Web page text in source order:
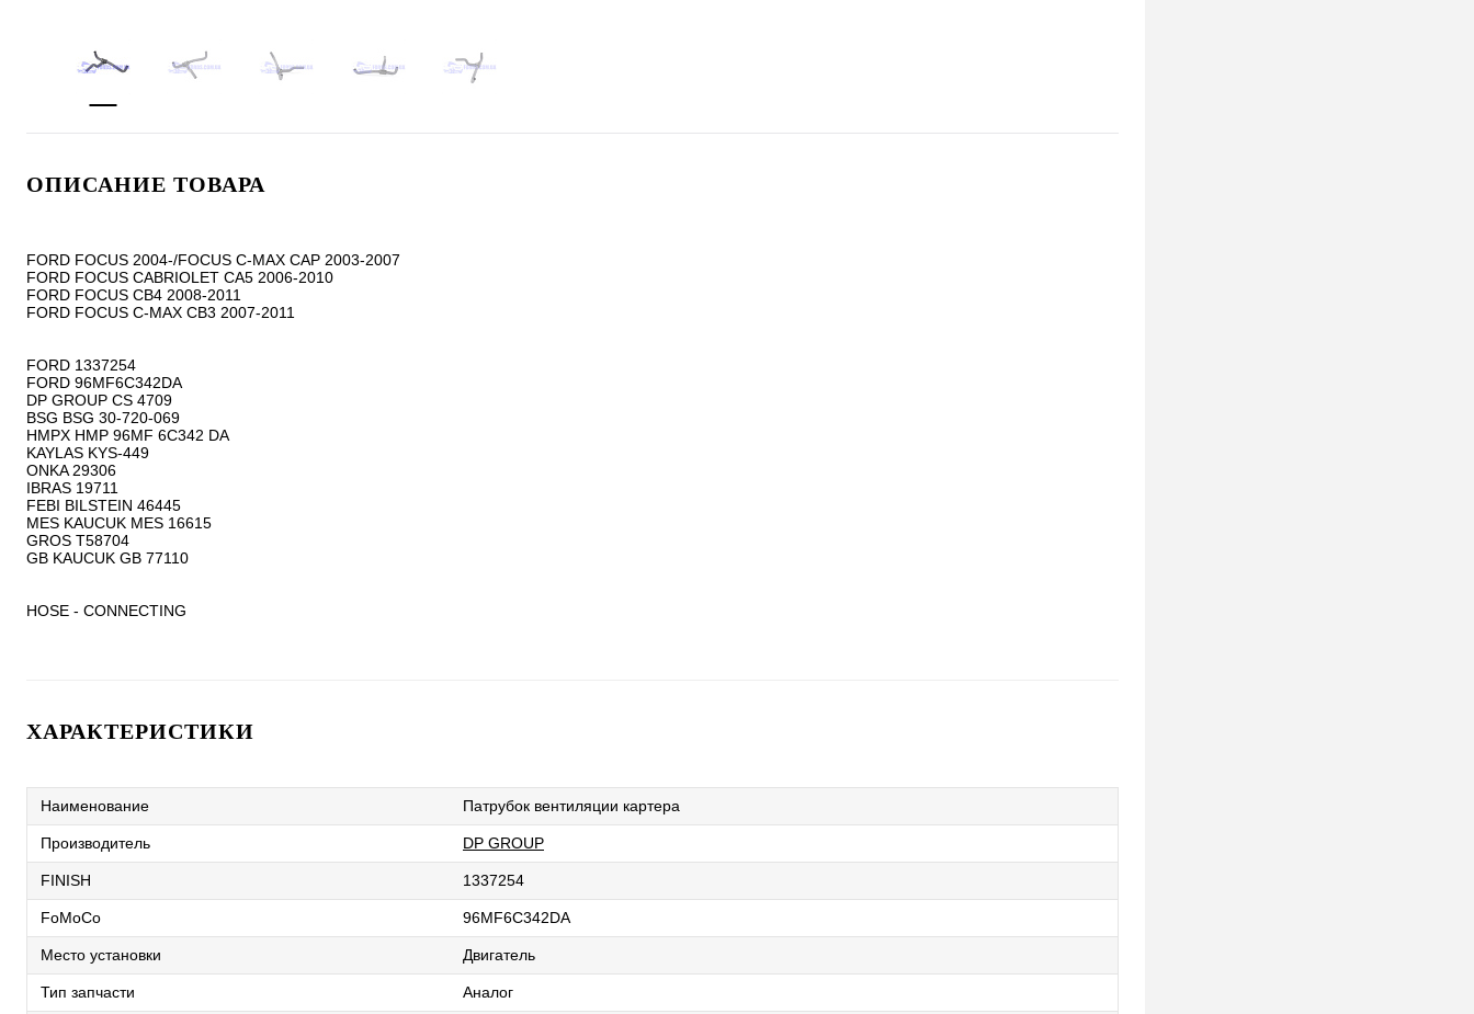
ОПИСАНИЕ ТОВАРА
FORD FOCUS 2004-/FOCUS C-MAX CAP 2003-2007
FORD FOCUS CABRIOLET CA5 2006-2010
FORD FOCUS CB4 2008-2011
FORD FOCUS C-MAX CB3 2007-2011
FORD 1337254
FORD 96MF6C342DA
DP GROUP CS 4709
BSG BSG 30-720-069
HMPX HMP 96MF 6C342 DA
KAYLAS KYS-449
ONKA 29306
IBRAS 19711
FEBI BILSTEIN 46445
MES KAUCUK MES 16615
GROS T58704
GB KAUCUK GB 77110
HOSE - CONNECTING
ХАРАКТЕРИСТИКИ
Наименование Патрубок вентиляции картера
Производитель DP GROUP
FINISH 1337254
FoMoCo 96MF6C342DA
Место установки Двигатель
Тип запчасти Аналог